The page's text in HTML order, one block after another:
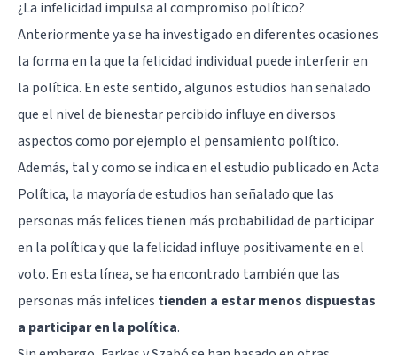
¿La infelicidad impulsa al compromiso político?
Anteriormente ya se ha investigado en diferentes ocasiones
la forma en la que la felicidad individual puede interferir en
la política. En este sentido, algunos estudios han señalado
que el nivel de bienestar percibido influye en diversos
aspectos como por ejemplo el pensamiento político.
Además, tal y como se indica en el estudio publicado en Acta
Política, la mayoría de estudios han señalado que las
personas más felices tienen más probabilidad de participar
en la política y que la felicidad influye positivamente en el
voto. En esta línea, se ha encontrado también que las
personas más infelices tienden a estar menos dispuestas
a participar en la política.